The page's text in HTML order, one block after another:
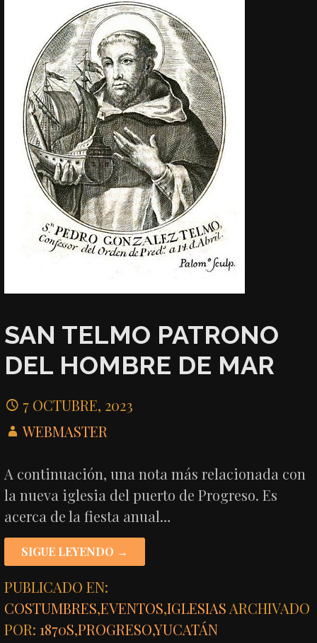
SAN TELMO PATRONO
DEL HOMBRE DE MAR
7 OCTUBRE, 2023
WEBMASTER
A continuación, una nota más relacionada con
la nueva iglesia del puerto de Progreso. Es
acerca de la fiesta anual…
SIGUE LEYENDO →
PUBLICADO EN:
COSTUMBRES,EVENTOS,IGLESIAS ARCHIVADO
POR:1870S,PROGRESO,YUCATÁN